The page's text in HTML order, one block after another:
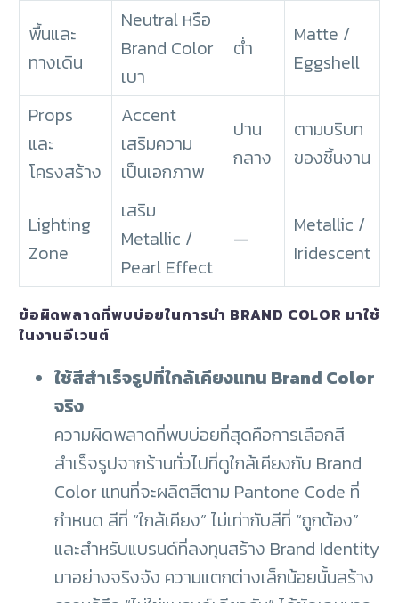
พื้นและ
ทางเดิน
Neutral หรือ
Brand Color
เบา
ต่ำ
Matte /
Eggshell
Props
และ
โครงสร้าง
Accent
เสริมความ
เป็นเอกภาพ
ปาน
กลาง
ตามบริบท
ของชิ้นงาน
Lighting
Zone
เสริม
Metallic /
Pearl Effect
—
Metallic /
Iridescent
ข้อผิดพลาดที่พบบ่อยในการนำ BRAND COLOR มาใช้
ในงานอีเวนต์
ใช้สีสำเร็จรูปที่ใกล้เคียงแทน Brand Color
จริง
ความผิดพลาดที่พบบ่อยที่สุดคือการเลือกสี
สำเร็จรูปจากร้านทั่วไปที่ดูใกล้เคียงกับ Brand
Color แทนที่จะผลิตสีตาม Pantone Code ที่
กำหนด สีที่ “ใกล้เคียง” ไม่เท่ากับสีที่ “ถูกต้อง”
และสำหรับแบรนด์ที่ลงทุนสร้าง Brand Identity
มาอย่างจริงจัง ความแตกต่างเล็กน้อยนั้นสร้าง